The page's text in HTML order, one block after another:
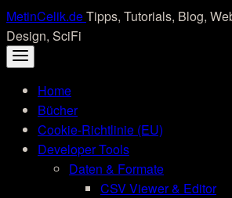
Skip
to
content
MetinCelik.deTipps, Tutorials, Blog,
Design, SciFi
Home
Bücher
Cookie-Richtlinie (EU)
Developer Tools
Daten & Formate
CSV Viewer & Editor